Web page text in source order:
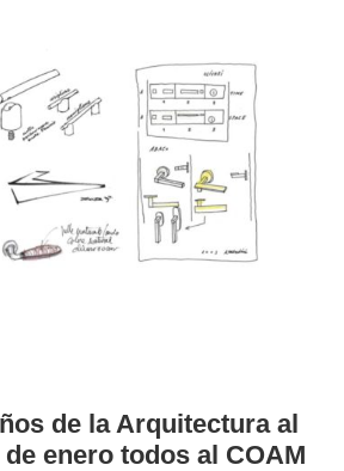
de la Arquitectura al
enero todos al COAM